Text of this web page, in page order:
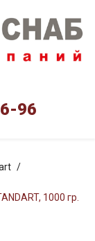
96
1000 гр.